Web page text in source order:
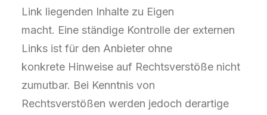
Link liegenden Inhalte zu Eigen
macht. Eine ständige Kontrolle der externen
Links ist für den Anbieter ohne
konkrete Hinweise auf Rechtsverstöße nicht
zumutbar. Bei Kenntnis von
Rechtsverstößen werden jedoch derartige